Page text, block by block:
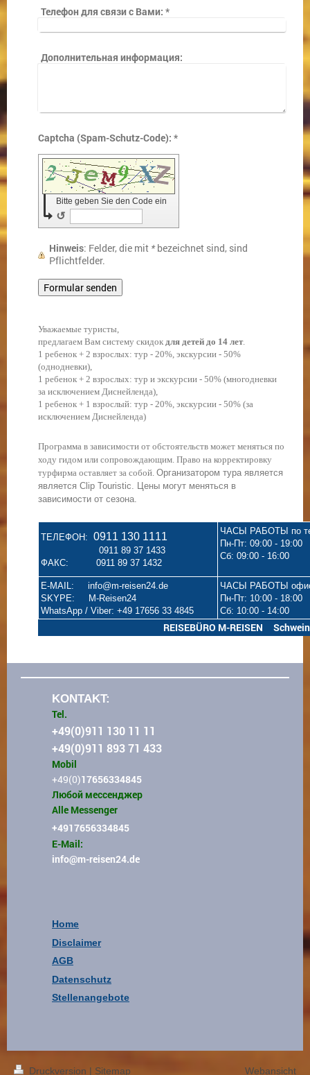
Телефон для связи с Вами: *
Дополнительная информация:
Captcha (Spam-Schutz-Code): *
Bitte geben Sie den Code ein
↺
Hinweis : Felder, die mit *bezeichnet sind, sind
Pflichtfelder.
Уважаемые туристы,
предлагаем Вам систему скидок для детей до 14 лет.
1 ребенок + 2 взрослых: тур - 20%, экскурсии - 50%
(однодневки),
1 ребенок + 2 взрослых: тур и экскурсии - 50% (многодневки
за исключением Диснейленда),
1 ребенок + 1 взрослый: тур - 20%, экскурсии - 50% (за
исключением Диснейленда)
Программа в зависимости от обстоятельств может меняться по
ходу гидом или сопровождающим. Право на корректировку
турфирма оставляет за собой. Организатором тура является
является Clip Touristic. Цены могут меняться в
зависимости от сезона.
ТЕЛЕФОН: 0911 130 1111
0911 89 37 1433
ФАКС: 0911 89 37 1432
ЧАСЫ РАБОТЫ по
Пн-Пт: 09:00 - 19:00
Сб: 09:00 - 16:00
E-MAIL: info@m-reisen24.de
SKYPE: M-Reisen24
WhatsApp / Viber: +49 17656 33 4845
ЧАСЫ РАБОТЫ
Пн-Пт: 10:00 - 18:00
Сб: 10:00 - 14:00
REISEBÜRO M-REISEN
KONTAKT:
Tel.
+49(0)911 130 11 11
+49(0)911 893 71 433
Mobil
+49(0)17656334845
Любой мессенджер
Alle Messenger
+4917656334845
E-Mail:
info@m-reisen24.de
Home
Disclaimer
AGB
Datenschutz
Stellenangebote
Druckversion | Sitemap Webansicht